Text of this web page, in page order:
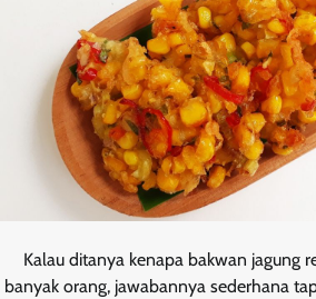
Kalau ditanya kenapa bakwan jagung
banyak orang, jawabannya sederhana